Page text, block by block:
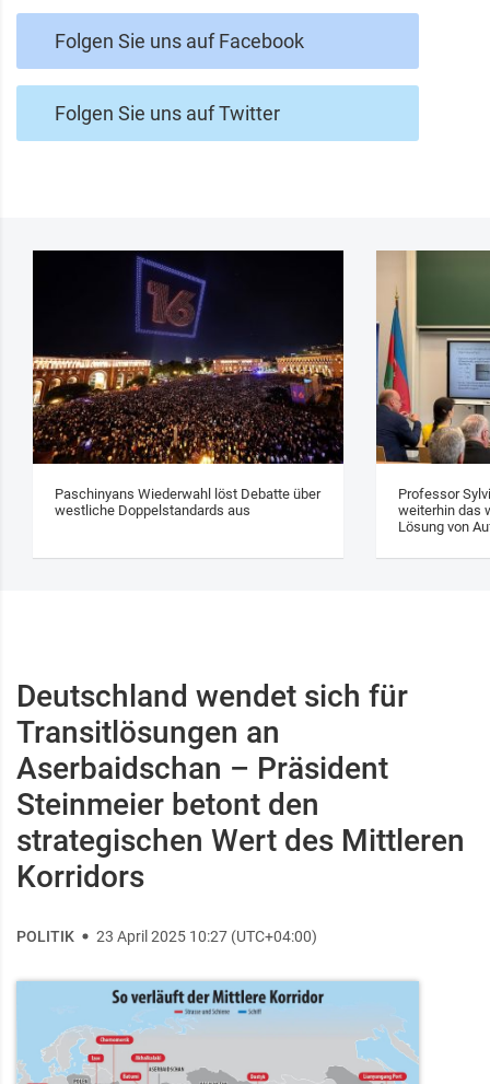
Folgen Sie uns auf Facebook
Folgen Sie uns auf Twitter
Paschinyans Wiederwahl löst Debatte über
westliche Doppelstandards aus
Professor
weiterhin das
Lösung von
Deutschland wendet sich für
Transitlösungen an
Aserbaidschan – Präsident
Steinmeier betont den
strategischen Wert des Mittleren
Korridors
POLITIK 23 April 2025 10:27 (UTC+04:00)